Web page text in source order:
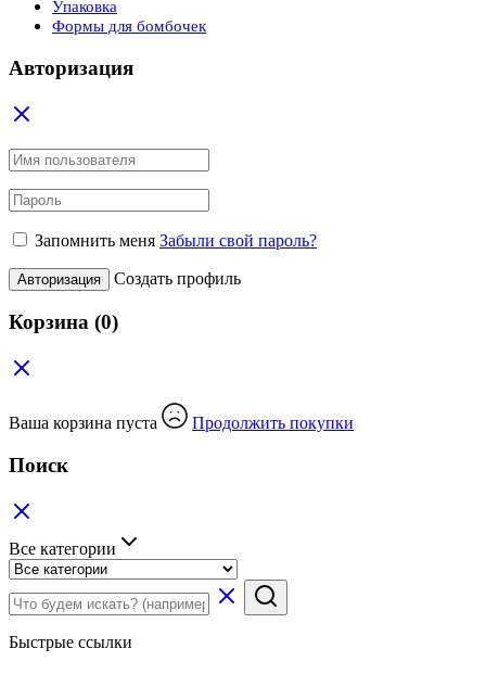
Упаковка
Формы для бомбочек
Авторизация
Запомнить меня Забыли свой пароль?
Авторизация Создать профиль
Корзина (0)
Ваша корзина пуста Продолжить покупки
Поиск
Все категории
Быстрые ссылки